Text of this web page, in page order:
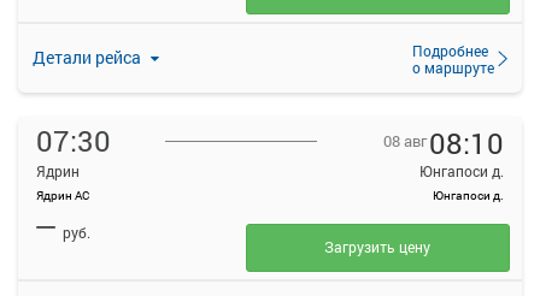
Детали рейса
Подробнее
о маршруте
07:30
Ядрин
Ядрин АС
08 авг08:10
Юнгапоси д.
Юнгапоси д.
— руб.
Загрузить цену